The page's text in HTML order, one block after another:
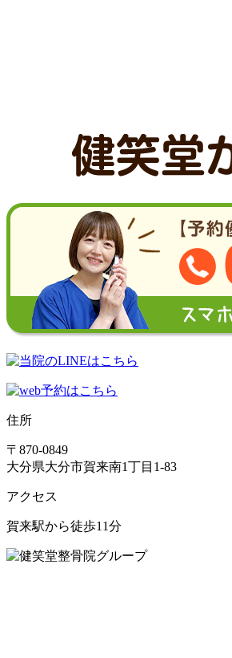
住所
〒870-0849
大分県大分市賀来南1丁目1-83
アクセス
賀来駅から徒歩11分